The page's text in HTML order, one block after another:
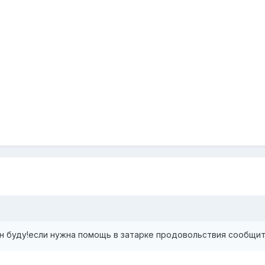
буду!если нужна помощь в затарке продовольствия